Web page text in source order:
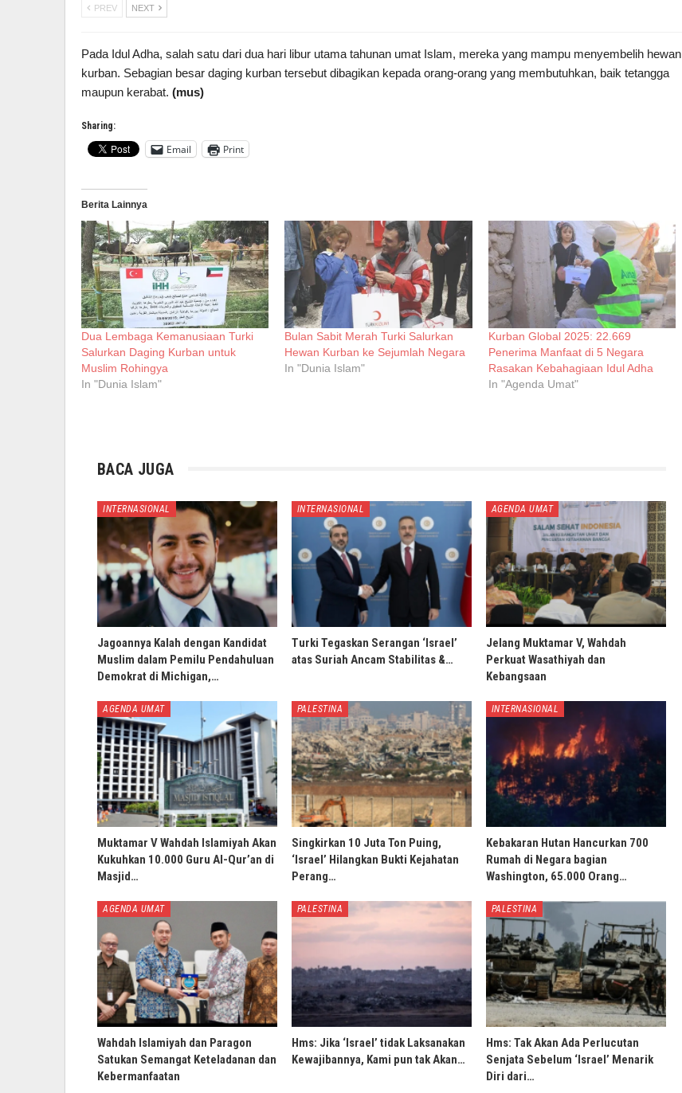
PREV NEXT
Pada Idul Adha, salah satu dari dua hari libur utama tahunan umat Islam, mereka yang mampu menyembelih hewan
kurban. Sebagian besar daging kurban tersebut dibagikan kepada orang-orang yang membutuhkan, baik tetangga
maupun kerabat. (mus)
Sharing:
Email Print
Berita Lainnya
Dua Lembaga Kemanusiaan Turki
Salurkan Daging Kurban untuk
Muslim Rohingya
In "Dunia Islam"
Bulan Sabit Merah Turki Salurkan
Hewan Kurban ke Sejumlah Negara
In "Dunia Islam"
Kurban Global 2025: 22.669
Penerima Manfaat di 5 Negara
Rasakan Kebahagiaan Idul Adha
In "Agenda Umat"
BACA JUGA
INTERNASIONAL
Jagoannya Kalah dengan Kandidat
Muslim dalam Pemilu Pendahuluan
Demokrat di Michigan,…
INTERNASIONAL
Turki Tegaskan Serangan ‘Israel’
atas Suriah Ancam Stabilitas &…
AGENDA UMAT
Jelang Muktamar V, Wahdah
Perkuat Wasathiyah dan
Kebangsaan
AGENDA UMAT
Muktamar V Wahdah Islamiyah Akan
Kukuhkan 10.000 Guru Al-Qur’an di
Masjid…
PALESTINA
Singkirkan 10 Juta Ton Puing,
‘Israel’ Hilangkan Bukti Kejahatan
Perang…
INTERNASIONAL
Kebakaran Hutan Hancurkan 700
Rumah di Negara bagian
Washington, 65.000 Orang…
AGENDA UMAT
Wahdah Islamiyah dan Paragon
Satukan Semangat Keteladanan dan
Kebermanfaatan
PALESTINA
Hms: Jika ‘Israel’ tidak Laksanakan
Kewajibannya, Kami pun tak Akan…
PALESTINA
Hms: Tak Akan Ada Perlucutan
Senjata Sebelum ‘Israel’ Menarik
Diri dari…